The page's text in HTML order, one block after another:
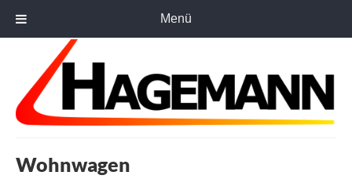
Wohnwagen
Menü